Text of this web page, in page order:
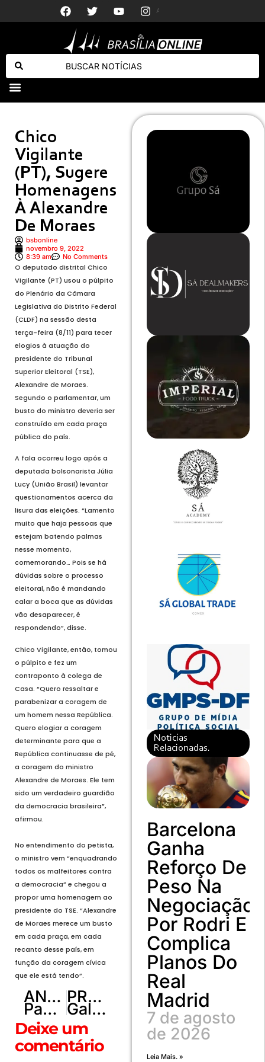
Chico
Vigilante
(PT), Sugere
Homenagens
À Alexandre
De Moraes
bsbonline
novembro 9, 2022
8:39 am
No Comments
O deputado distrital Chico
Vigilante (PT) usou o púlpito
do Plenário da Câmara
Legislativa do Distrito Federal
(CLDF) na sessão desta
terça-feira (8/11) para tecer
elogios à atuação do
presidente do Tribunal
Superior Eleitoral (TSE),
Alexandre de Moraes.
Segundo o parlamentar, um
busto do ministro deveria ser
construído em cada praça
pública do país.
A fala ocorreu logo após a
deputada bolsonarista Júlia
Lucy (União Brasil) levantar
questionamentos acerca da
lisura das eleições. “Lamento
muito que haja pessoas que
estejam batendo palmas
nesse momento,
comemorando… Pois se há
dúvidas sobre o processo
eleitoral, não é mandando
calar a boca que as dúvidas
vão desaparecer, é
respondendo”, disse.
Chico Vigilante, então, tomou
o púlpito e fez um
contraponto à colega de
Casa. “Quero ressaltar e
parabenizar a coragem de
um homem nessa República.
Quero elogiar a coragem
determinante para que a
República continuasse de pé,
a coragem do ministro
Alexandre de Moraes. Ele tem
sido um verdadeiro guardião
da democracia brasileira”,
afirmou.
No entendimento do petista,
o ministro vem “enquadrando
todos os malfeitores contra
a democracia” e chegou a
propor uma homenagem ao
presidente do TSE. “Alexandre
de Moraes merece um busto
em cada praça, em cada
recanto desse país, em
função da coragem cívica
que ele está tendo”.
ANTERIOR
Padre Marcelo Rossi realiza dia de autógrafos no Pátio Brasil Shopping
PRÓXIMO
Gal Costa, uma das maiores cantoras do Brasil, morre aos 77 anos
Deixe um
comentário
Noticias
Relacionadas.
Barcelona
Ganha
Reforço De
Peso Na
Negociação
Por Rodri E
Complica
Planos Do
Real
Madrid
7 de agosto
de 2026
Leia Mais. »